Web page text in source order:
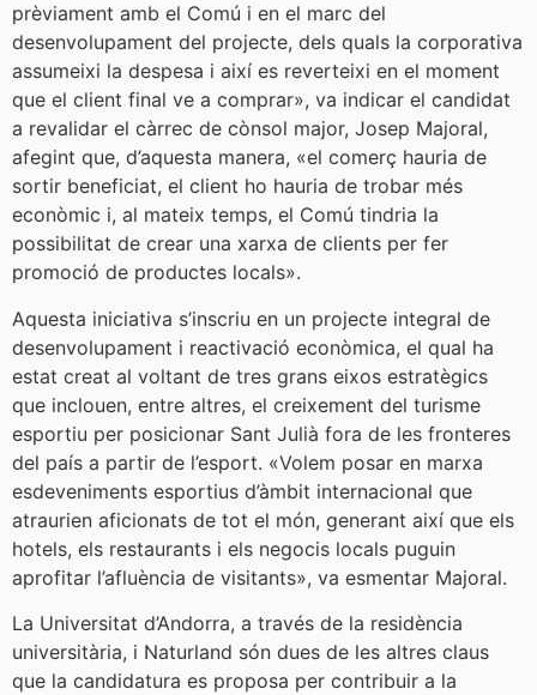
prèviament amb el Comú i en el marc del
desenvolupament del projecte, dels quals la corporativa
assumeixi la despesa i així es reverteixi en el moment
que el client final ve a comprar», va indicar el candidat
a revalidar el càrrec de cònsol major, Josep Majoral,
afegint que, d’aquesta manera, «el comerç hauria de
sortir beneficiat, el client ho hauria de trobar més
econòmic i, al mateix temps, el Comú tindria la
possibilitat de crear una xarxa de clients per fer
promoció de productes locals».
Aquesta iniciativa s’inscriu en un projecte integral de
desenvolupament i reactivació econòmica, el qual ha
estat creat al voltant de tres grans eixos estratègics
que inclouen, entre altres, el creixement del turisme
esportiu per posicionar Sant Julià fora de les fronteres
del país a partir de l’esport. «Volem posar en marxa
esdeveniments esportius d’àmbit internacional que
atraurien aficionats de tot el món, generant així que els
hotels, els restaurants i els negocis locals puguin
aprofitar l’afluència de visitants», va esmentar Majoral.
La Universitat d’Andorra, a través de la residència
universitària, i Naturland són dues de les altres claus
que la candidatura es proposa per contribuir a la